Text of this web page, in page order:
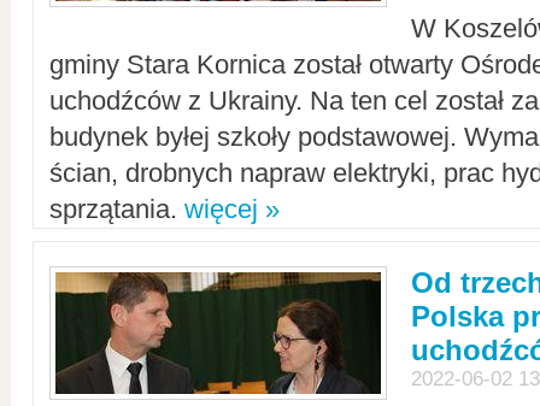
W
gminy Stara Kornica został otwarty
uchodźców z Ukrainy. Na ten cel został
budynek byłej szkoły podstawowej.
ścian, drobnych napraw elektryki, prac
sprzątania. więcej »
Od
Polska
2022-06-02